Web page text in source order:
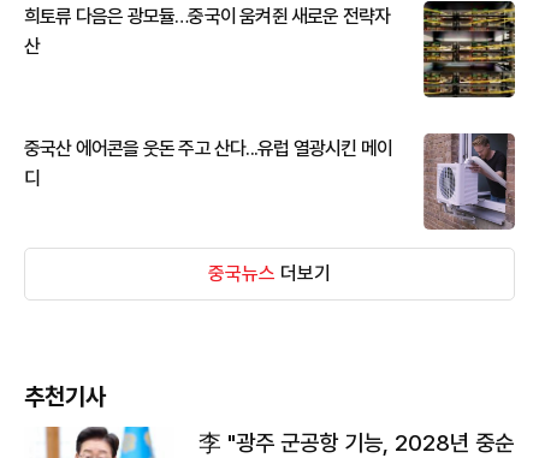
희토류 다음은 광모듈…중국이 움켜쥔 새로운 전략자
산
중국산 에어콘을 웃돈 주고 산다...유럽 열광시킨 메이
디
중국뉴스 더보기
추천기사
李 "광주 군공항 기능, 2028년 중순